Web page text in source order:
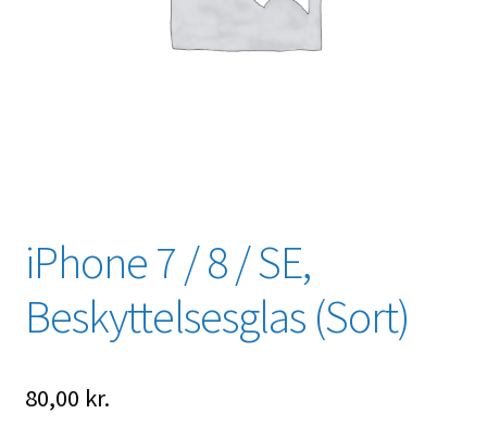
iPhone 7 / 8 / SE,
Beskyttelsesglas (Sort)
80,00 kr.